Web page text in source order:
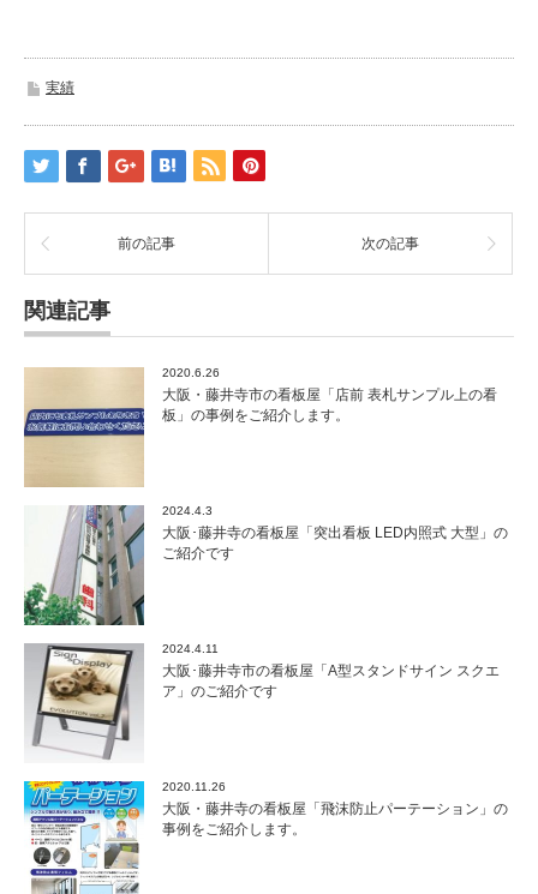
実績
前の記事 次の記事
関連記事
2020.6.26
大阪・藤井寺市の看板屋「店前 表札サンプル上の看
板」の事例をご紹介します。
2024.4.3
大阪･藤井寺の看板屋「突出看板 LED内照式 大型」の
ご紹介です
2024.4.11
大阪･藤井寺市の看板屋「A型スタンドサイン スクエ
ア」のご紹介です
2020.11.26
大阪・藤井寺の看板屋「飛沫防止パーテーション」の
事例をご紹介します。